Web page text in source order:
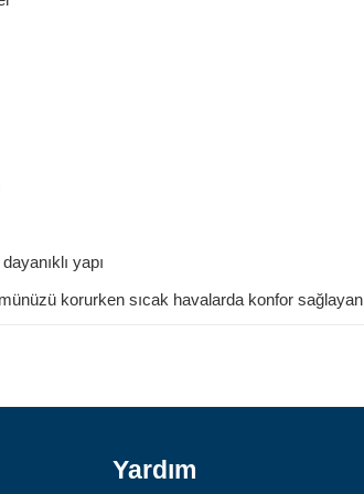
yapı
korurken sıcak havalarda konfor sağlayan
Yardım